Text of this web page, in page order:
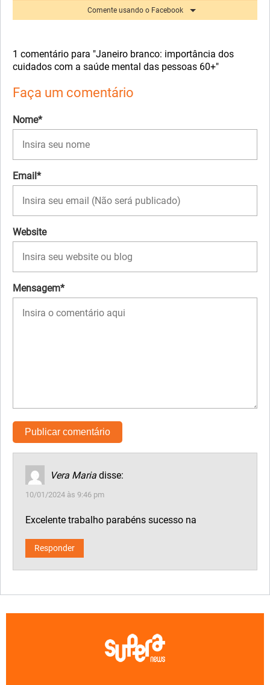
Comente usando o Facebook
1 comentário para "Janeiro branco: importância dos
cuidados com a saúde mental das pessoas 60+"
Faça um comentário
Nome*
Email*
Website
Mensagem*
Vera Maria disse:
10/01/2024 às 9:46 pm
Excelente trabalho parabéns sucesso na
Responder